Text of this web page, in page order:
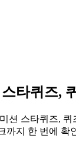
타퀴즈,
션 스타퀴즈,
까지 한 번에 확